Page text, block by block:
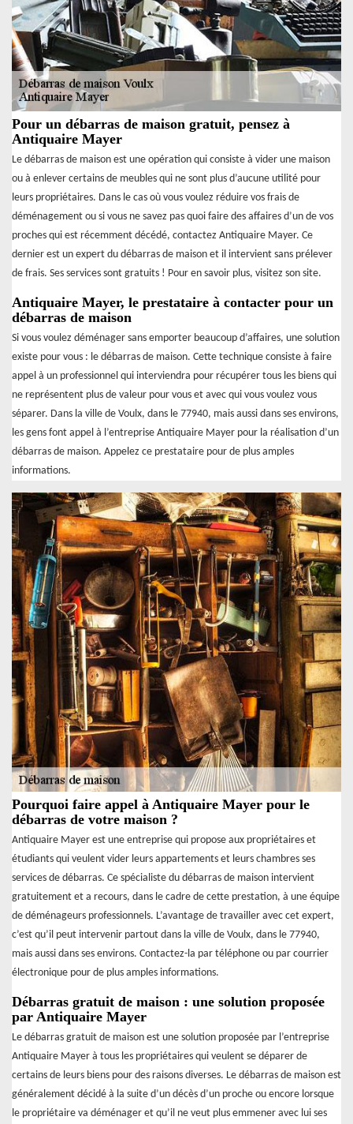
Pour un débarras de maison gratuit, pensez à
Antiquaire Mayer
Le débarras de maison est une opération qui consiste à vider une maison
ou à enlever certains de meubles qui ne sont plus d’aucune utilité pour
leurs propriétaires. Dans le cas où vous voulez réduire vos frais de
déménagement ou si vous ne savez pas quoi faire des affaires d’un de vos
proches qui est récemment décédé, contactez Antiquaire Mayer. Ce
dernier est un expert du débarras de maison et il intervient sans prélever
de frais. Ses services sont gratuits ! Pour en savoir plus, visitez son site.
Antiquaire Mayer, le prestataire à contacter pour un
débarras de maison
Si vous voulez déménager sans emporter beaucoup d’affaires, une solution
existe pour vous : le débarras de maison. Cette technique consiste à faire
appel à un professionnel qui interviendra pour récupérer tous les biens qui
ne représentent plus de valeur pour vous et avec qui vous voulez vous
séparer. Dans la ville de Voulx, dans le 77940, mais aussi dans ses environs,
les gens font appel à l’entreprise Antiquaire Mayer pour la réalisation d’un
débarras de maison. Appelez ce prestataire pour de plus amples
informations.
Pourquoi faire appel à Antiquaire Mayer pour le
débarras de votre maison ?
Antiquaire Mayer est une entreprise qui propose aux propriétaires et
étudiants qui veulent vider leurs appartements et leurs chambres ses
services de débarras. Ce spécialiste du débarras de maison intervient
gratuitement et a recours, dans le cadre de cette prestation, à une équipe
de déménageurs professionnels. L’avantage de travailler avec cet expert,
c’est qu’il peut intervenir partout dans la ville de Voulx, dans le 77940,
mais aussi dans ses environs. Contactez-la par téléphone ou par courrier
électronique pour de plus amples informations.
Débarras gratuit de maison : une solution proposée
par Antiquaire Mayer
Le débarras gratuit de maison est une solution proposée par l’entreprise
Antiquaire Mayer à tous les propriétaires qui veulent se déparer de
certains de leurs biens pour des raisons diverses. Le débarras de maison est
généralement décidé à la suite d’un décès d’un proche ou encore lorsque
le propriétaire va déménager et qu’il ne veut plus emmener avec lui ses